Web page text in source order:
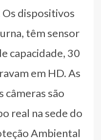
dispositivos
têm sensor
capacidade, 30
em HD. As
câmeras são
real na sede do
Ambiental